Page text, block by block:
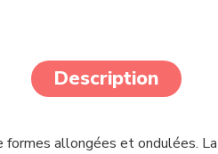
Description
formes allongées et ondulées.